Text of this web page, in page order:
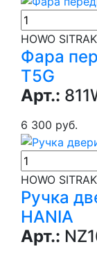
HOWO
Фара
T5G
Арт.:
6 300 руб.
HOWO
Ручка
HANIA
Арт.: